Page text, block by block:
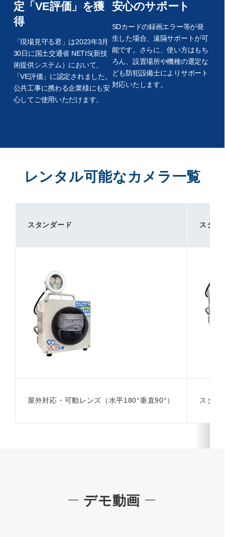
定「VE評価」を獲
得
「現場見守る君」は2023年3月
30日に国土交通省 NETIS(新技
術提供システム）において、
「VE評価」に認定されました。
公共工事に携わる企業様にも安
心してご使用いただけます。
安心のサポート
SDカードの録画エラー等が発
生した場合、遠隔サポートが可
能です。さらに、使い方はもち
ろん、設置場所や機種の選定な
ども防犯設備士によりサポート
対応いたします。
レンタル可能なカメラ一覧
スタンダード スタン
屋外対応・可動レンズ（水平180°垂直90°） スタン
デモ動画